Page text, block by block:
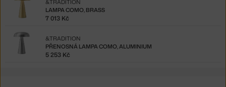
LAMPA COMO, BRASS
&TRADITION
7 013 Kč
PŘENOSNÁ LAMPA COMO, ALUMINIUM
&TRADITION
5 253 Kč